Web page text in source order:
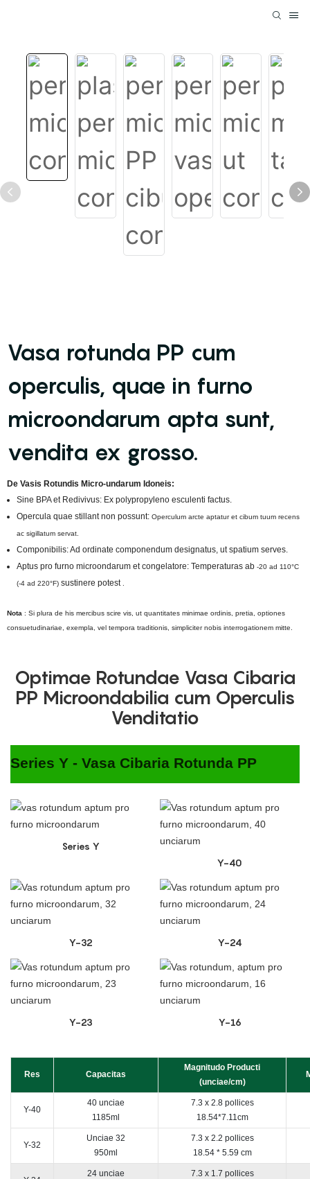
Vasa rotunda PP cum
operculis, quae in furno
microondarum apta sunt,
vendita ex grosso.
De Vasis Rotundis Micro-undarum Idoneis:
Sine BPA et Redivivus: Ex polypropyleno esculenti factus.
Opercula quae stillant non possunt:​​Operculum arcte aptatur et cibum tuum recens
ac sigillatum servat.
Componibilis: Ad ordinate componendum designatus, ut spatium serves.
Aptus pro furno microondarum et congelatore: Temperaturas ab-20 ad 110°C
(-4 ad 220°F) sustinere potest
Nota : Si plura de his mercibus scire vis, ut quantitates minimae ordinis, pretia, optiones
consuetudinariae, exempla, vel tempora traditionis, simpliciter nobis interrogationem mitte.
Optimae Rotundae Vasa Cibaria
PP Microondabilia cum Operculis
Venditatio
Series Y - Vasa Cibaria Rotunda PP
Series Y
Y-40
Y-32 Y-24
Y-23 Y-16
Res Capacitas
Magnitudo Producti
(unciae/cm)
Y-40
40 unciae
1185ml
7.3 x 2.8 pollices
18.54*7.11cm
Y-32
Unciae 32
950ml
7.3 x 2.2 pollices
18.54 * 5.59 cm
24 unciae
7.3 x 1.7 pollices